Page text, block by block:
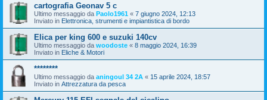
cartografia Geonav 5 c
Ultimo messaggio da Paolo1961 « 7 giugno 2024, 12:13
Inviato in Elettronica, strumenti e impiantistica di bordo
Elica per king 600 e suzuki 140cv
Ultimo messaggio da woodoste « 8 maggio 2024, 16:39
Inviato in Eliche & Motori
********
Ultimo messaggio da aningoul 34 2A « 15 aprile 2024, 18:57
Inviato in Attrezzatura da pesca